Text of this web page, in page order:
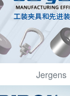
Jergens